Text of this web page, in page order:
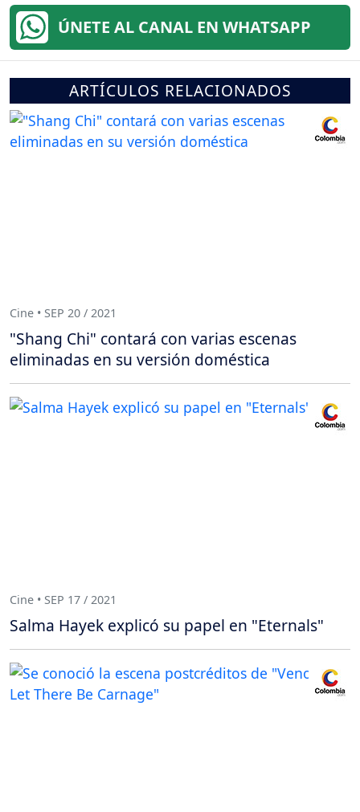
ÚNETE AL CANAL EN WHATSAPP
ARTÍCULOS RELACIONADOS
Cine • SEP 20 / 2021
"Shang Chi" contará con varias escenas
eliminadas en su versión doméstica
Cine • SEP 17 / 2021
Salma Hayek explicó su papel en "Eternals"